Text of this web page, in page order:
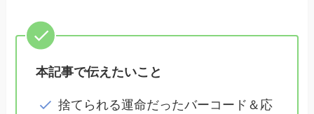
本記事で伝えたいこと
捨てられる運命だったバーコード＆応